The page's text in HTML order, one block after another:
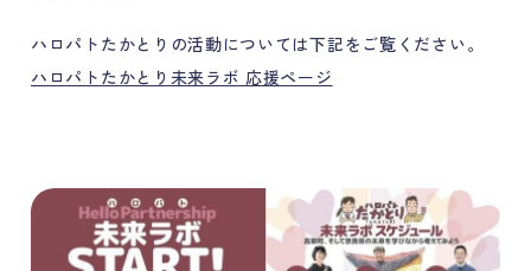
ハロパトたかとりの活動については下記をご覧ください。
ハロパトたかとり未来ラボ 応援ページ